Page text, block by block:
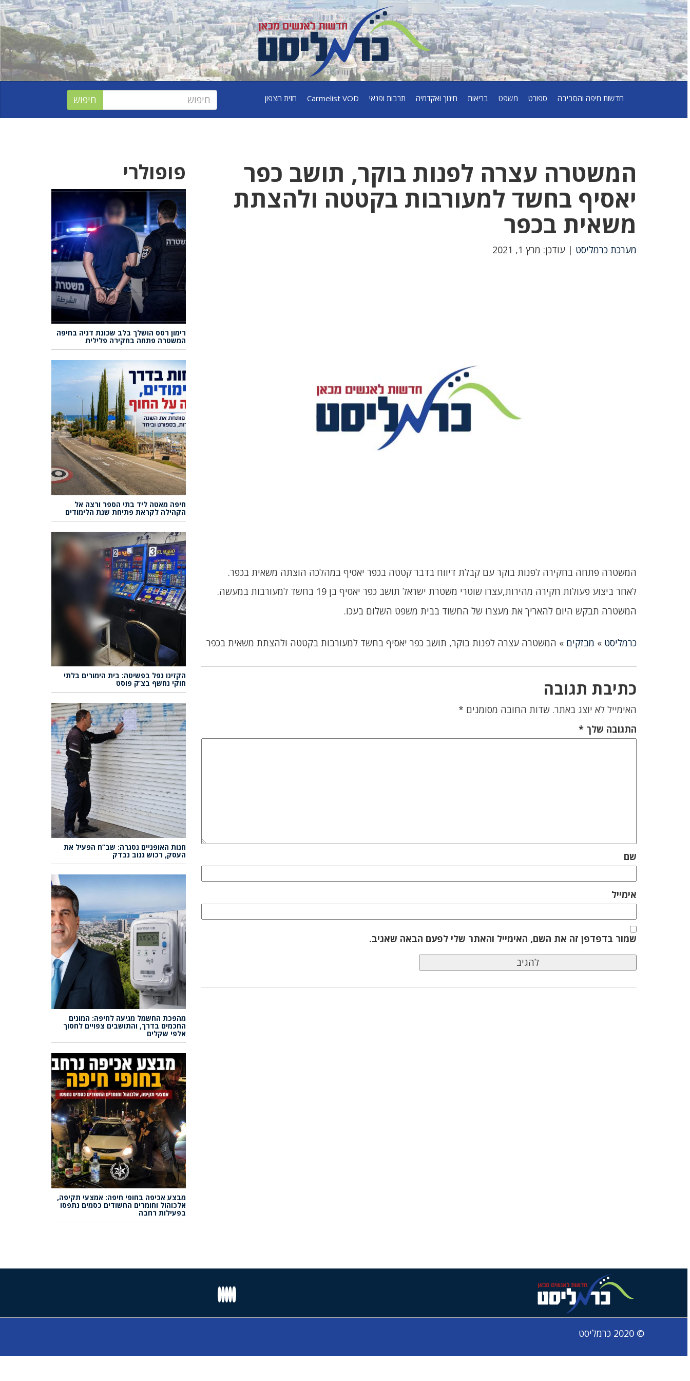
חדשות חיפה והסביבה ספורט משפט בריאות חינוך ואקדמיה תרבות ופנאי Carmelist VOD חזית הצפון
המשטרה עצרה לפנות בוקר, תושב כפר
יאסיף בחשד למעורבות בקטטה ולהצתת
משאית בכפר
מערכת כרמליסט | עודכן: מרץ 1, 2021
המשטרה פתחה בחקירה לפנות בוקר עם קבלת דיווח בדבר קטטה בכפר יאסיף במהלכה הוצתה משאית בכפר.
לאחר ביצוע פעולות חקירה מהירות,עצרו שוטרי משטרת ישראל תושב כפר יאסיף בן 19 בחשד למעורבות במעשה.
המשטרה תבקש היום להאריך את מעצרו של החשוד בבית משפט השלום בעכו.
כרמליסט » מבזקים » המשטרה עצרה לפנות בוקר, תושב כפר יאסיף בחשד למעורבות בקטטה ולהצתת משאית בכפר
כתיבת תגובה
האימייל לא יוצג באתר. שדות החובה מסומנים *
התגובה שלך*
שם
אימייל
שמור בדפדפן זה את השם, האימייל והאתר שלי לפעם הבאה שאגיב.
פופולרי
רימון רסס הושלך בלב שכונת דניה בחיפה
המשטרה פתחה בחקירה פלילית
חיפה מאטה ליד בתי הספר ורצה אל
הקהילה לקראת פתיחת שנת הלימודים
הקזינו נפל בפשיטה: בית הימורים בלתי
חוקי נחשף בצ’ק פוסט
חנות האופניים נסגרה: שב”ח הפעיל את
העסק, רכוש גנוב נבדק
מהפכת החשמל מגיעה לחיפה: המונים
החכמים בדרך, והתושבים צפויים לחסוך
אלפי שקלים
מבצע אכיפה בחופי חיפה: אמצעי תקיפה,
אלכוהול וחומרים החשודים כסמים נתפסו
בפעילות רחבה
© 2020 כרמליסט